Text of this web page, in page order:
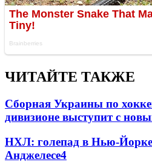
ЧИТАЙТЕ ТАКЖЕ
Сборная Украины по
дивизионе выступит с
НХЛ: голепад в Нью-
Анджелесе4